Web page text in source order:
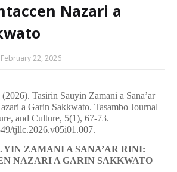
Nazari a
February 22, 2026
Tasirin Sauyin Zamani a Sana’ar
a Garin Sakkwato. Tasambo Journal
and Culture, 5(1), 67-73.
tjllc.2026.v05i01.007.
ZAMANI A SANA’AR RINI:
NAZARI A GARIN SAKKWATO